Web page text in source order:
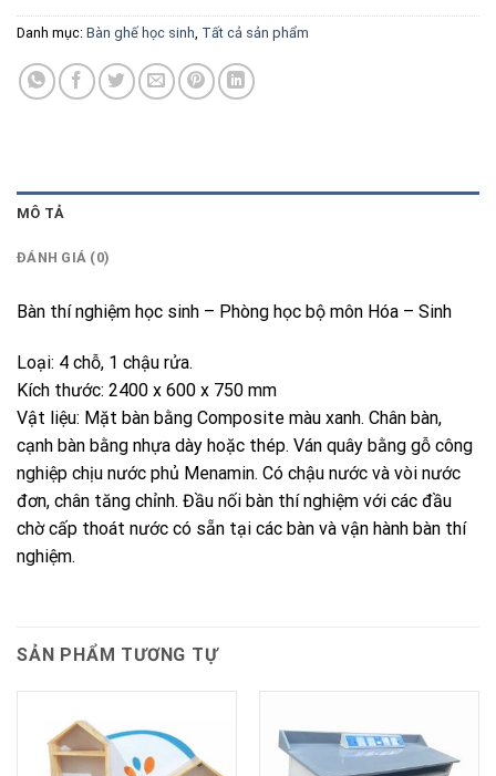
Danh mục: Bàn ghế học sinh Tất cả sản phẩm
MÔ TẢ
ĐÁNH GIÁ (0)
Bàn thí nghiệm học sinh – Phòng học bộ môn Hóa – Sinh
Loại: 4 chỗ, 1 chậu rửa.
Kích thước: 2400 x 600 x 750 mm
Vật liệu: Mặt bàn bằng Composite màu xanh. Chân bàn,
cạnh bàn bằng nhựa dày hoặc thép. Ván quây bằng gỗ công
nghiệp chịu nước phủ Menamin. Có chậu nước và vòi nước
đơn, chân tăng chỉnh. Đầu nối bàn thí nghiệm với các đầu
chờ cấp thoát nước có sẵn tại các bàn và vận hành bàn thí
nghiệm.
SẢN PHẨM TƯƠNG TỰ